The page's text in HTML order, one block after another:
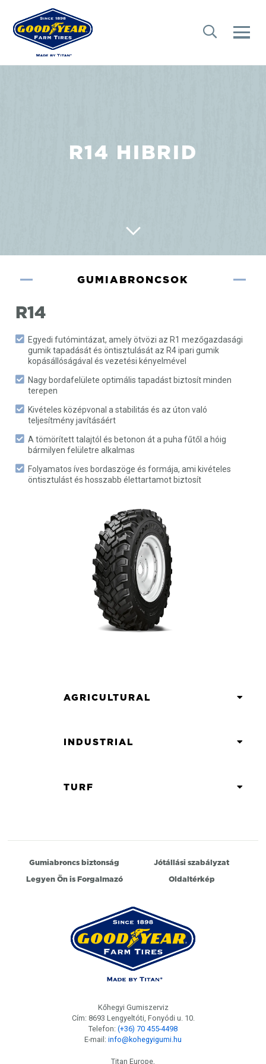
R14 HIBRID
GUMIABRONCSOK
R14
Egyedi futómintázat, amely ötvözi az R1 mezőgazdasági
gumik tapadását és öntisztulását az R4 ipari gumik
kopásállóságával és vezetési kényelmével
Nagy bordafelülete optimális tapadást biztosít minden
terepen
Kivételes középvonal a stabilitás és az úton való
teljesítmény javításáért
A tömörített talajtól és betonon át a puha fűtől a hóig
bármilyen felületre alkalmas
Folyamatos íves bordaszöge és formája, ami kivételes
öntisztulást és hosszabb élettartamot biztosít
AGRICULTURAL
INDUSTRIAL
TURF
Gumiabroncs biztonság
Jótállási szabályzat
Legyen Ön is Forgalmazó
Oldaltérkép
Kőhegyi Gumiszerviz
Cím: 8693 Lengyeltóti, Fonyódi u. 10.
Telefon: (+36) 70 455-4498
E-mail: info@kohegyigumi.hu
Titan Europe,